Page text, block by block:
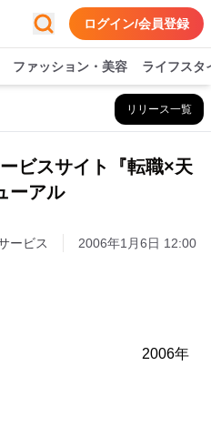
ログイン/会員登録
ファッション・美容 ライフスタ
リリース一覧
ビスサイト『転職×天
ーアル
ービス 2006年1月6日 12:00
年